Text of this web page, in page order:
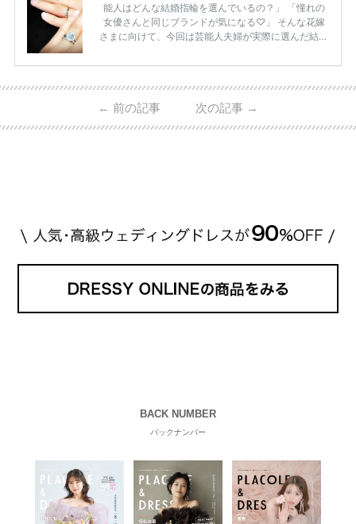
能人はどんな結婚指輪を選んでいるの？」 「憧れの
女優さんと同じブランドが気になる♡」 そんな花嫁
さまに向けて、今回は芸能人夫婦が実際に選んだ結婚
ーウィンストンやカルティエ、ティファニーなど世界
日本で人気のブランドまで幅広くご紹介。 さらに、
・愛用している芸能人夫婦 ・リングの特徴や魅力 ・
← 前の記事 次の記事 →
BACK NUMBER
バックナンバー